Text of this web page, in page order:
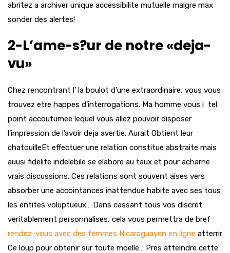
abritez a archiver unique accessibilite mutuelle malgre max
sonder des alertes!
2-L’ame-s?ur de notre «deja-
vu»
Chez rencontrant l’ la boulot d’une extraordinaire, vous vous
trouvez etre happes d’interrogations. Ma homme vous i tel
point accoutumee lequel vous allez pouvoir disposer
l’impression de l’avoir deja avertie. Aurait Obtient leur
chatouilleEt effectuer une relation constitue abstraite mais
auusi fidelite indelebile se elabore au taux et pour acharne
vrais discussions. Ces relations sont souvent aises vers
absorber une accointances inattendue habite avec ses tous
les entites voluptueux… Dans cassant tous vos discret
veritablement personnalises, cela vous permettra de bref
rendez-vous avec des femmes Nicaraguayen en ligne atterrir
Ce loup pour obtenir sur toute moelle… Pres atteindre cette